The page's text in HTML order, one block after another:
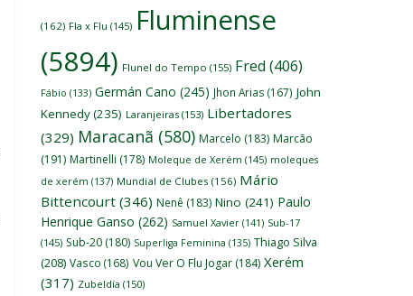
(162) Fla x Flu (145) Fluminense
(5894) Flunel do Tempo (155) Fred (406)
Fábio (133) Germán Cano (245) Jhon Arias (167) John
Kennedy(235) Laranjeiras (153) Libertadores
(329) Maracanã (580) Marcelo (183) Marcão
(191) Martinelli (178) Moleque de Xerém (145) moleques
de xerém (137) Mundial de Clubes (156) Mário
Bittencourt (346) Nenê (183) Nino (241) Paulo
Henrique Ganso (262) Samuel Xavier (141) Sub-17
(145) Sub-20 (180) Superliga Feminina (135) Thiago Silva
(208) Vasco (168) Vou Ver O Flu Jogar (184) Xerém
(317) Zubeldía (150)